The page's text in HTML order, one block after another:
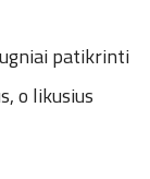
patikrinti
o likusius